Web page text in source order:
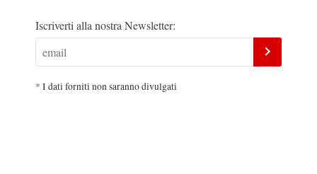
Iscriverti alla nostra Newsletter:
* I dati forniti non saranno divulgati